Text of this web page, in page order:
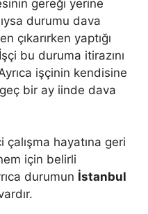
gereği yerine
durumu dava
çıkarırken yaptığı
bu duruma itirazını
işçinin kendisine
bir ay iinde dava
çalışma hayatına geri
için belirli
durumun İstanbul